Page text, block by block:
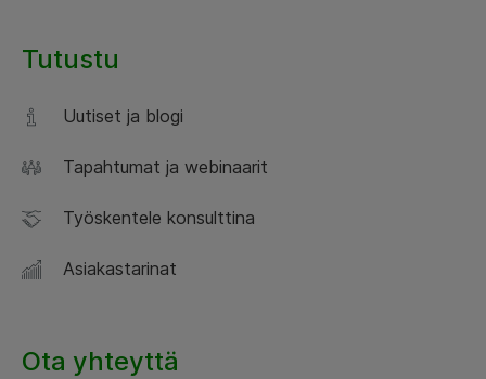
Tutustu
Uutiset ja blogi
Tapahtumat ja webinaarit
Työskentele konsulttina
Asiakastarinat
Ota yhteyttä